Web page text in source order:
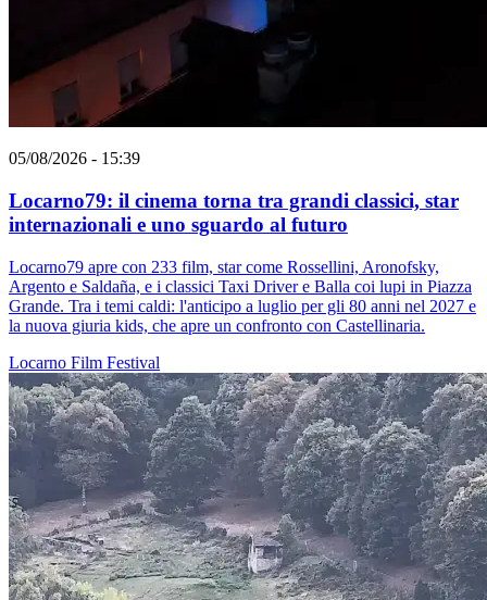
05/08/2026 - 15:39
Locarno79: il cinema torna tra grandi classici, star
internazionali e uno sguardo al futuro
Locarno79 apre con 233 film, star come Rossellini, Aronofsky,
Argento e Saldaña, e i classici Taxi Driver e Balla coi lupi in Piazza
Grande. Tra i temi caldi: l'anticipo a luglio per gli 80 anni nel 2027 e
la nuova giuria kids, che apre un confronto con Castellinaria.
Locarno Film Festival